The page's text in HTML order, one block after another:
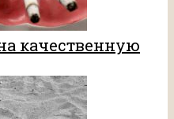
качественную